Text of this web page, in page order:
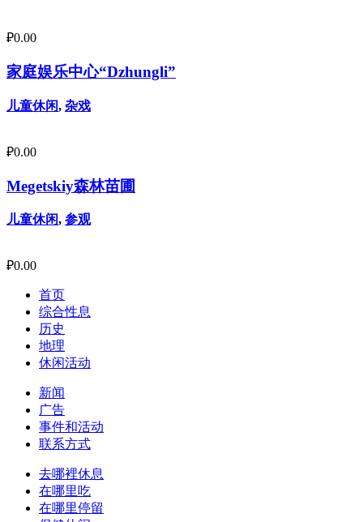
₽0.00
家庭娱乐中心“Dzhungli”
儿童休闲, 杂戏
₽0.00
Megetskiy森林苗圃
儿童休闲, 参观
₽0.00
首页
综合性息
历史
地理
休闲活动
新闻
广告
事件和活动
联系方式
去哪裡休息
在哪里吃
在哪里停留